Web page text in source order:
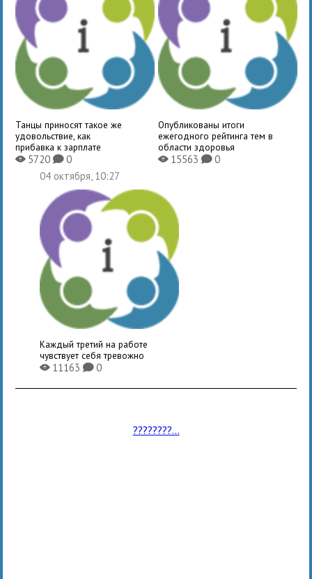
Танцы приносят такое же
удовольствие, как
прибавка к зарплате
X5720K0
Опубликованы итоги
ежегодного рейтинга тем в
области здоровья
X15563 K0
04 октября, 10:27
Каждый третий на работе
чувствует себя тревожно
X11163K0
????????...